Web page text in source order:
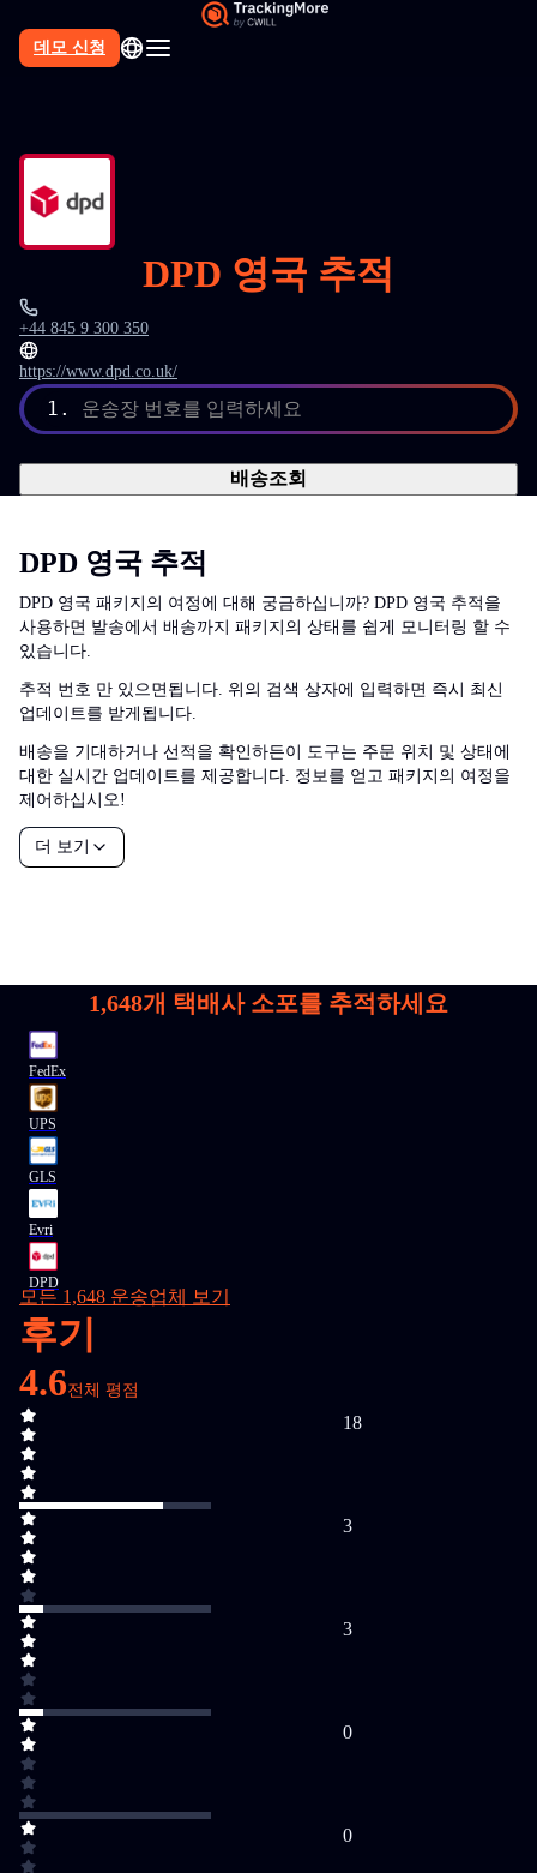
데모 신청
DPD 영국 추적
+44 845 9 300 350
https://www.dpd.co.uk/
1. 운송장 번호를 입력하세요
배송조회
DPD 영국 추적
DPD 영국 패키지의 여정에 대해 궁금하십니까? DPD 영국 추적을
사용하면 발송에서 배송까지 패키지의 상태를 쉽게 모니터링 할 수
있습니다.
추적 번호 만 있으면됩니다. 위의 검색 상자에 입력하면 즉시 최신
업데이트를 받게됩니다.
배송을 기대하거나 선적을 확인하든이 도구는 주문 위치 및 상태에
대한 실시간 업데이트를 제공합니다. 정보를 얻고 패키지의 여정을
제어하십시오!
더 보기
1,648개 택배사 소포를 추적하세요
FedEx
UPS
GLS
Evri
DPD
모든 1,648 운송업체 보기
후기
4.6전체 평점
18
3
3
0
0